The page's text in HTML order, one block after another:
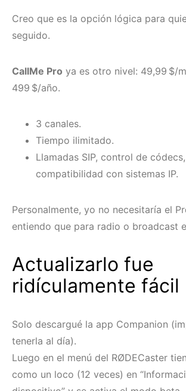
Creo que es la opción lógica para
seguido.
CallMe Pro ya es otro nivel: 49,99 $/
499 $/año.
3 canales.
Tiempo ilimitado.
Llamadas SIP, control de códecs,
compatibilidad con sistemas IP.
Personalmente, yo no necesitaría el
entiendo que para radio o broadcast
Actualizarlo fue
ridículamente fácil
Solo descargué la app Companion
tenerla al día).
Luego en el menú del RØDECaster
como un loco (12 veces) en